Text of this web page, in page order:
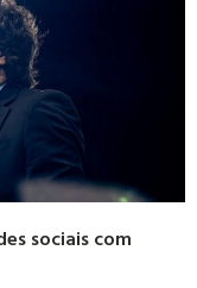
sociais com